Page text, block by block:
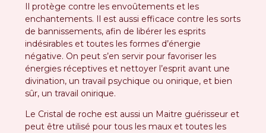
Il protège contre les envoûtements et les
enchantements. Il est aussi efficace contre les sorts
de bannissements, afin de libérer les esprits
indésirables et toutes les formes d’énergie
négative. On peut s’en servir pour favoriser les
énergies réceptives et nettoyer l’esprit avant une
divination, un travail psychique ou onirique, et bien
sûr, un travail onirique.
Le Cristal de roche est aussi un Maitre guérisseur et
peut être utilisé pour tous les maux et toutes les